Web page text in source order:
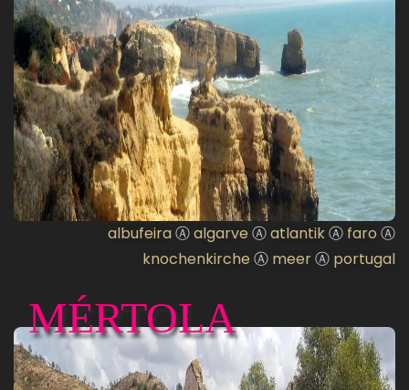
albufeiraⒶalgarve ⒶatlantikⒶ faro Ⓐ
knochenkirche Ⓐ meerⒶ portugal
MÉRTOLA